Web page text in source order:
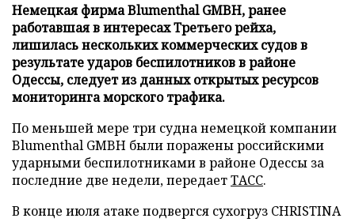
Немецкая фирма Blumenthal GMBH, ранее
работавшая в интересах Третьего рейха,
лишилась нескольких коммерческих судов в
результате ударов беспилотников в районе
Одессы, следует из данных открытых ресурсов
мониторинга морского трафика.
По меньшей мере три судна немецкой компании
Blumenthal GMBH были поражены российскими
ударными беспилотниками в районе Одессы за
последние две недели, передаетТАСС.
В конце июля атаке подвергся сухогруз CHRISTINA